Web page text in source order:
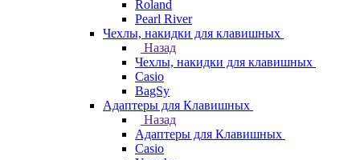
Roland
Pearl River
Чехлы, накидки для клавишных
Назад
Чехлы, накидки для клавишных
Casio
BagSy
Адаптеры для Клавишных
Назад
Адаптеры для Клавишных
Casio